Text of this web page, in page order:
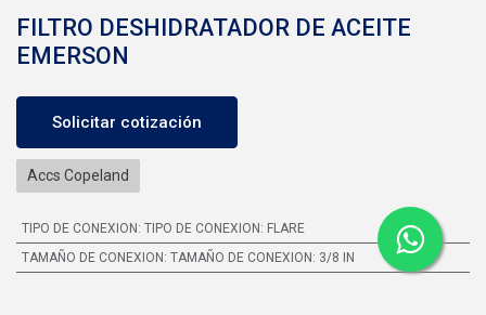
FILTRO DESHIDRATADOR DE ACEITE
EMERSON
Solicitar cotización
Accs Copeland
TIPO DE CONEXION : TIPO DE CONEXION: FLARE
TAMAÑO DE CONEXION : TAMAÑO DE CONEXION: 3/8 IN